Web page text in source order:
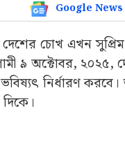
Google News
দেশের চোখ এখন
৯ অক্টোবর, ২০২৫,
নির্ধারণ